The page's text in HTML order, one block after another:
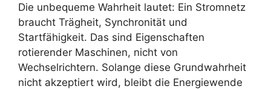
Die unbequeme Wahrheit lautet: Ein Stromnetz
braucht Trägheit, Synchronität und
Startfähigkeit. Das sind Eigenschaften
rotierender Maschinen, nicht von
Wechselrichtern. Solange diese Grundwahrheit
nicht akzeptiert wird, bleibt die Energiewende